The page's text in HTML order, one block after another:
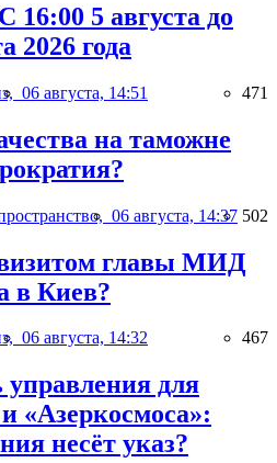
16:00 5 августа до
2026 года
06 августа, 14:51 471
на таможне
06 августа, 14:37 502
визитом главы МИД
в Киев?
06 августа, 14:32 467
для
«Азеркосмоса»:
несёт указ?